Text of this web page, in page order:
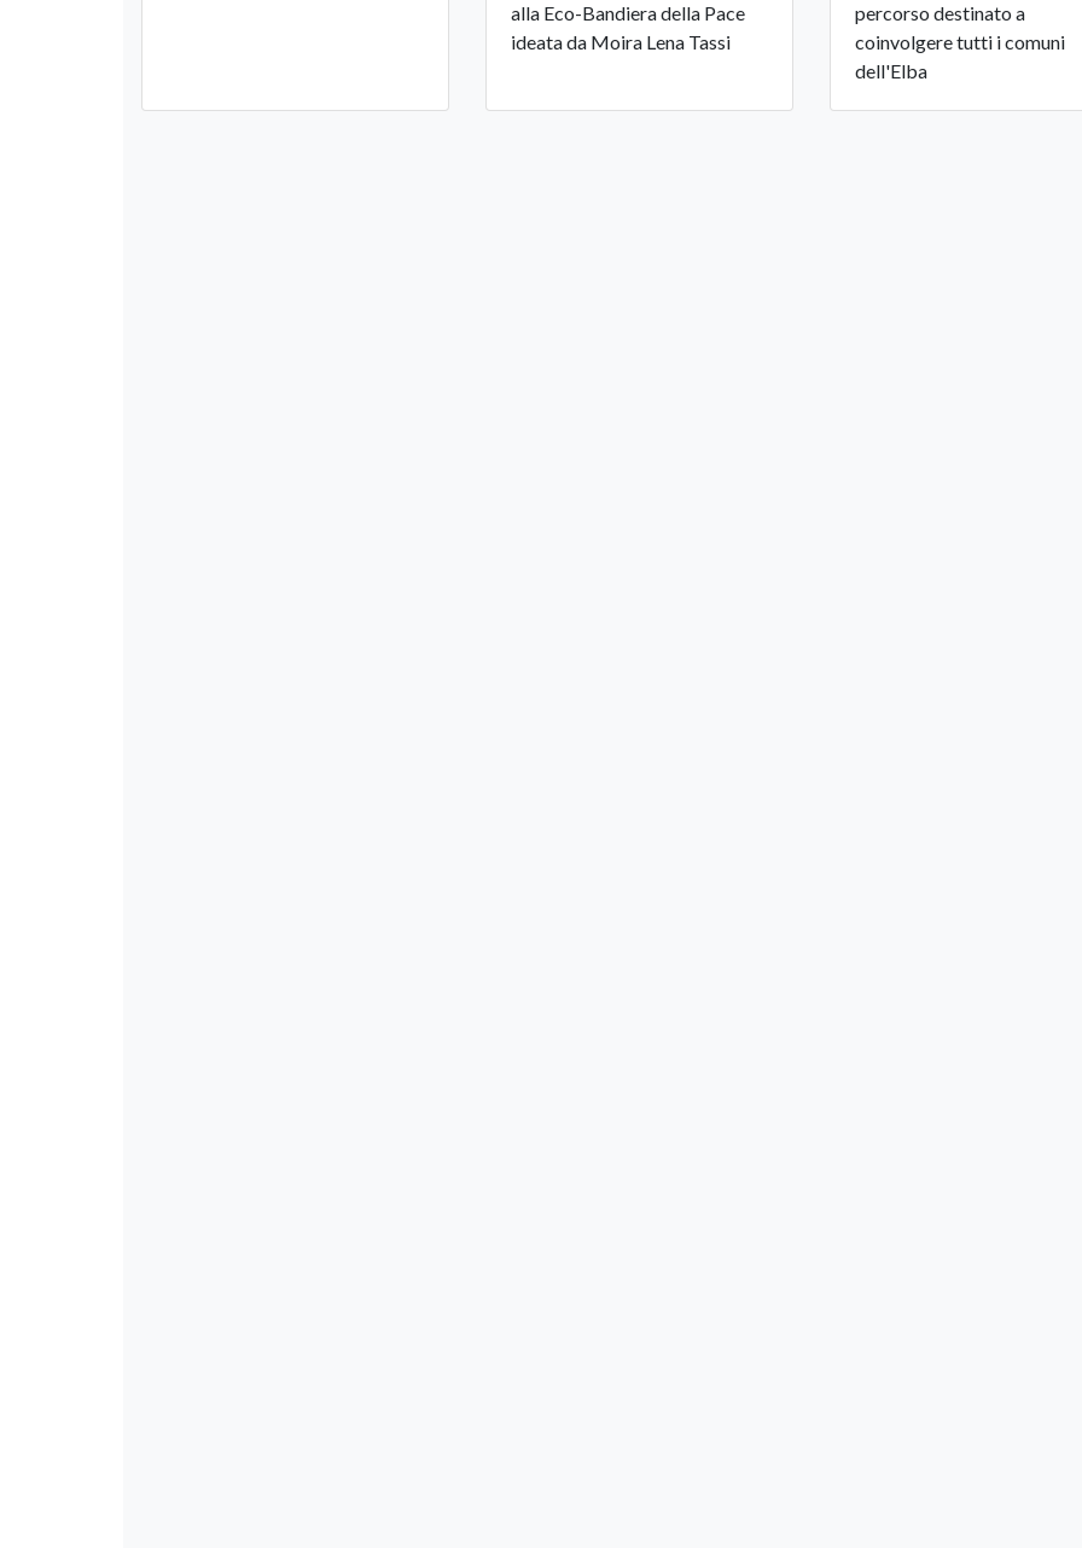
alla Eco-Bandiera della Pace
ideata da Moira Lena Tassi
percorso destinato a
coinvolgere tutti i comuni
dell'Elba